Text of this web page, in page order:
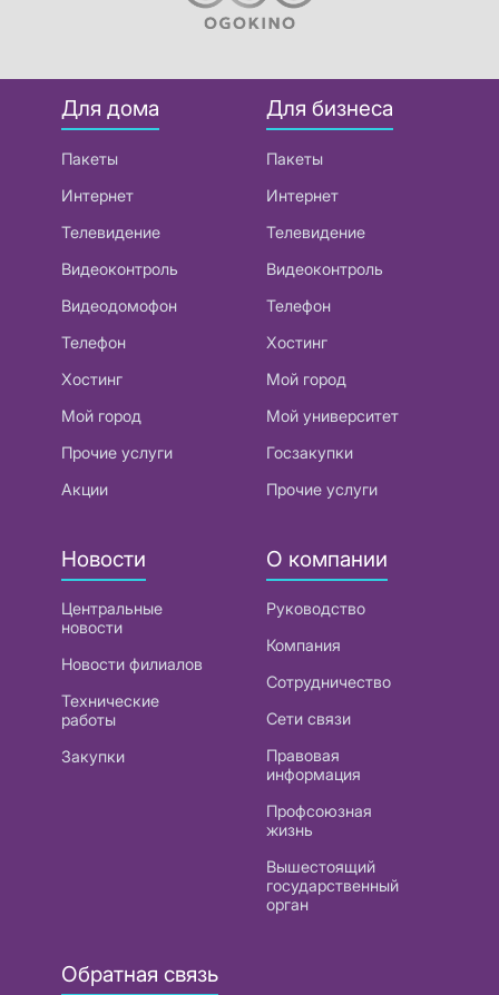
Для дома
Пакеты
Интернет
Телевидение
Видеоконтроль
Видеодомофон
Телефон
Хостинг
Мой город
Прочие услуги
Акции
Для бизнеса
Пакеты
Интернет
Телевидение
Видеоконтроль
Телефон
Хостинг
Мой город
Мой университет
Госзакупки
Прочие услуги
Новости
Центральные
новости
Новости филиалов
Технические
работы
Закупки
О компании
Руководство
Компания
Сотрудничество
Сети связи
Правовая
информация
Профсоюзная
жизнь
Вышестоящий
государственный
орган
Обратная связь